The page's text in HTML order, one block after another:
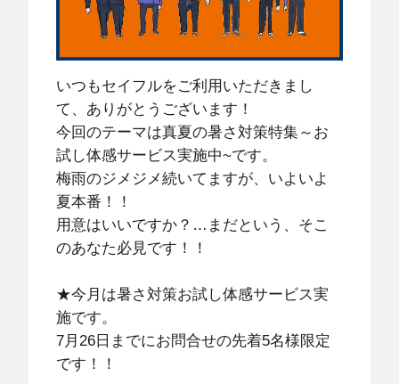
いつもセイフルをご利用いただきまし
て、ありがとうございます！
今回のテーマは真夏の暑さ対策特集～お
試し体感サービス実施中~です。
梅雨のジメジメ続いてますが、いよいよ
夏本番！！
用意はいいですか？…まだという、そこ
のあなた必見です！！
★今月は暑さ対策お試し体感サービス実
施です。
7月26日までにお問合せの先着5名様限定
です！！